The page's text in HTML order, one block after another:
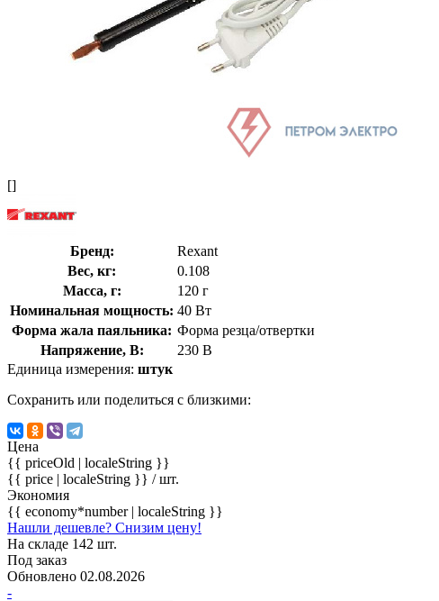
[]
Бренд:
Rexant
Вес, кг:
0.108
Масса, г:
120 г
Номинальная мощность: 40 Вт
Форма жала паяльника: Форма резца/отвертки
Напряжение, В:
230 В
Единица измерения: штук
Сохранить или поделиться с близкими:
Цена
{{ priceOld | localeString }}
{{ price | localeString }} / шт.
Экономия
{{ economy*number | localeString }}
Нашли дешевле? Снизим цену!
На складе 142 шт.
Под заказ
Обновлено 02.08.2026
-